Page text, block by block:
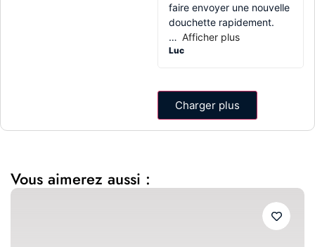
faire envoyer une nouvelle
douchette rapidement.
Afficher plus
Luc
Charger plus
Vous aimerez aussi :